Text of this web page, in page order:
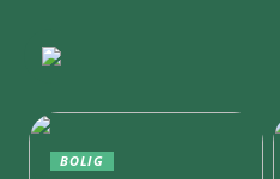
BOLIG